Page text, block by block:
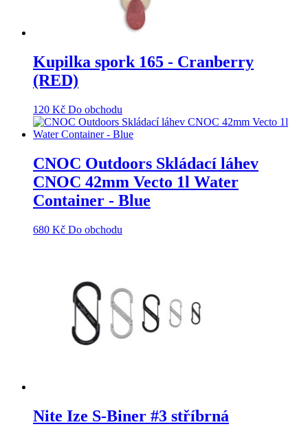
Kupilka spork 165 - Cranberry
(RED)
120 Kč Do obchodu
CNOC Outdoors Skládací láhev
CNOC 42mm Vecto 1l Water
Container - Blue
680 Kč Do obchodu
Nite Ize S-Biner #3 stříbrná